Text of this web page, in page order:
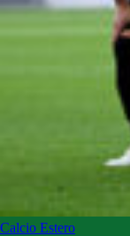
Calcio Estero